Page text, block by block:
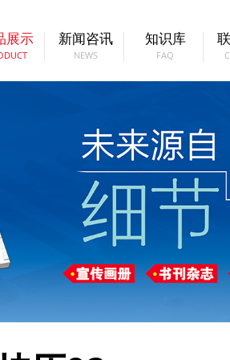
展示 新闻咨讯
NEWS
知识库
FAQ